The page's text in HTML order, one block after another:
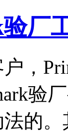
厂
，
验
的